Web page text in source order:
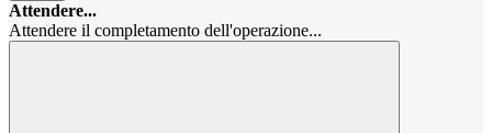
Attendere...
Attendere il completamento dell'operazione...